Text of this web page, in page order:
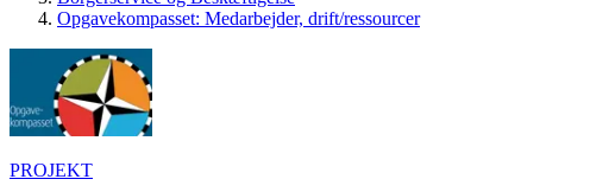
Opgavekompasset: Medarbejder, drift/ressourcer
PROJEKT